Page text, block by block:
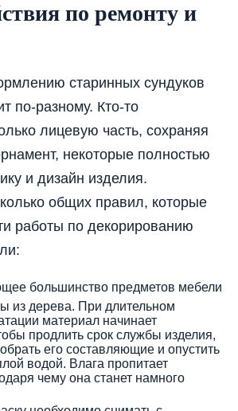
по ремонту и
старинных сундуков
по-разному. Кто-то
лицевую часть, сохраняя
некоторые полностью
и дизайн изделия.
общих правил, которые
работы по декорированию
большинство предметов мебели
из дерева. При длительном
материал начинает
продлить срок службы изделия,
его составляющие и опустить
водой. Влага пропитает
чему она станет намного